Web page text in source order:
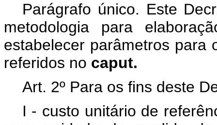
Parágrafo único. Este
metodologia para
estabelecer parâmetros para
referidos no caput.
Art. 2º Para os fins deste
I - custo unitário de